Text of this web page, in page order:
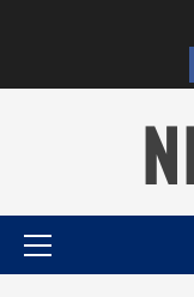
Primary